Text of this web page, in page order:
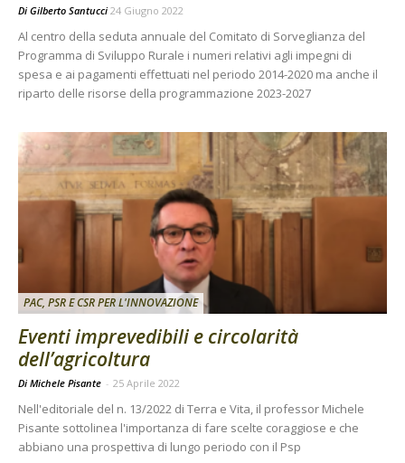
Di Gilberto Santucci 24 Giugno 2022
Al centro della seduta annuale del Comitato di Sorveglianza del
Programma di Sviluppo Rurale i numeri relativi agli impegni di
spesa e ai pagamenti effettuati nel periodo 2014-2020 ma anche il
riparto delle risorse della programmazione 2023-2027
PAC, PSR E CSR PER L'INNOVAZIONE
Eventi imprevedibili e circolarità
dell’agricoltura
Di Michele Pisante - 25 Aprile 2022
Nell'editoriale del n. 13/2022 di Terra e Vita, il professor Michele
Pisante sottolinea l'importanza di fare scelte coraggiose e che
abbiano una prospettiva di lungo periodo con il Psp